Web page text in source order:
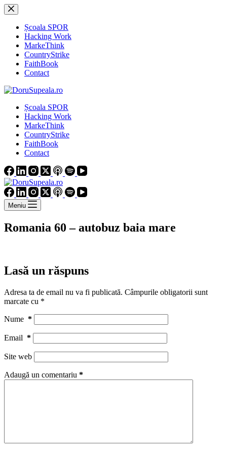
Sari
la
conținutȘcoala SPOR
Hacking Work
MarkeThink
CountryStrike
FaithBook
Contact
Școala SPOR
Hacking Work
MarkeThink
CountryStrike
FaithBook
Contact
Meniu
Romania 60 – autobuz baia mare
Lasă un răspuns
Adresa ta de email nu va fi publicată. Câmpurile obligatorii sunt
marcate cu *
Nume *
Email *
Site web
Adaugă un comentariu *